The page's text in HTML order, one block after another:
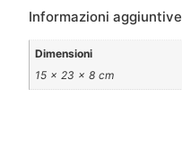
Informazioni aggiuntive
Dimensioni
15 × 23 × 8 cm